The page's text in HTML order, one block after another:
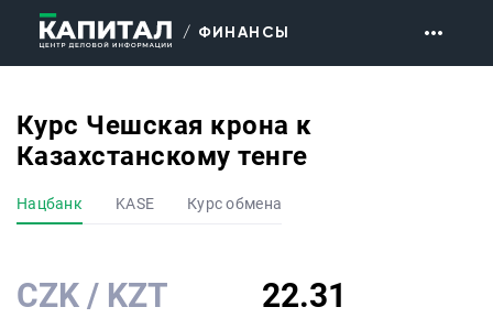
/ ФИНАНСЫ
Экономика
Персоны
Курс Чешская крона к
Казахстанскому тенге
Нацбанк KASE Курс обмена
CZK / KZT 22.31